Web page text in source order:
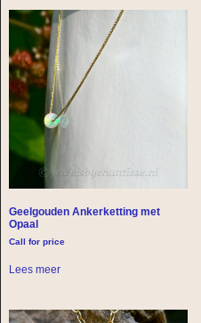
Geelgouden Ankerketting met
Opaal
Call for price
Lees meer